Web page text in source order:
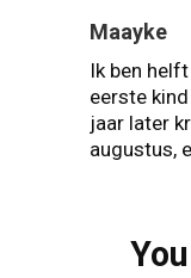
Maayke
Ik ben
eerste
jaar later
augustus,